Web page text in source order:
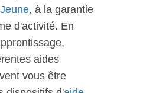
, à la garantie
d'activité. En
aides
vous être